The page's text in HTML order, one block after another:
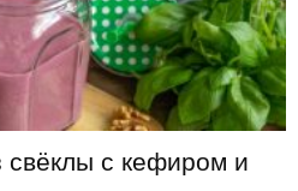
с кефиром и